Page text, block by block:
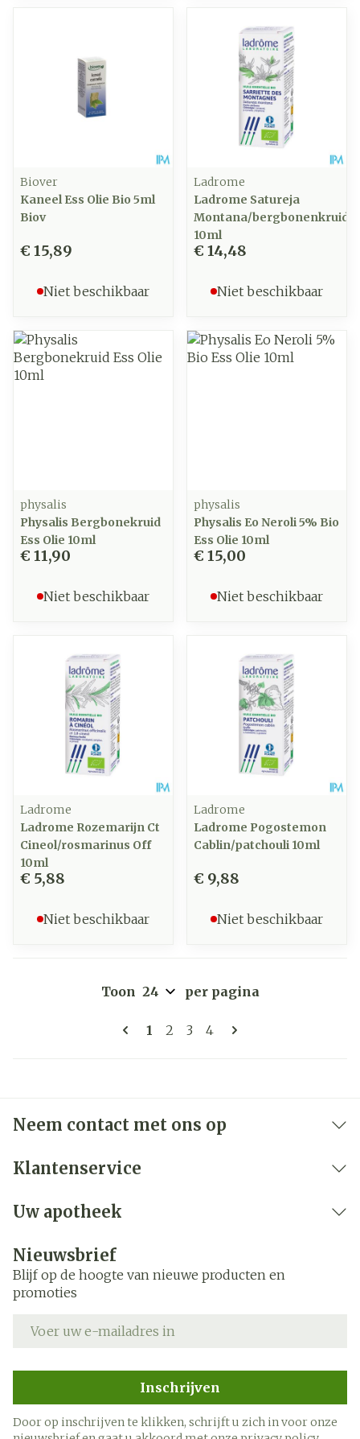
Biover
Kaneel Ess Olie Bio 5ml
Biov
€ 15,89
Niet beschikbaar
Ladrome
Ladrome Satureja
Montana/bergbonenkruid
10ml
€ 14,48
Niet beschikbaar
physalis
Physalis Bergbonekruid
Ess Olie 10ml
€ 11,90
Niet beschikbaar
physalis
Physalis Eo Neroli 5% Bio
Ess Olie 10ml
€ 15,00
Niet beschikbaar
Ladrome
Ladrome Rozemarijn Ct
Cineol/rosmarinus Off
10ml
€ 5,88
Niet beschikbaar
Ladrome
Ladrome Pogostemon
Cablin/patchouli 10ml
€ 9,88
Niet beschikbaar
Pagina's
U lees momenteel pagina
1 Pagina
2 Pagina
3 Pagina
4
Toon per pagina
Neem contact met ons op
Klantenservice
Uw apotheek
Nieuwsbrief
Blijf op de hoogte van nieuwe producten en
promoties
Inschrijven
Door op inschrijven te klikken, schrijft u zich in voor onze